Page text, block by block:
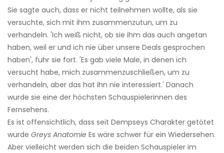
Sie sagte auch, dass er nicht teilnehmen wollte, als sie
versuchte, sich mit ihm zusammenzutun, um zu
verhandeln. 'Ich weiß nicht, ob sie ihm das auch angetan
haben, weil er und ich nie über unsere Deals gesprochen
haben', fuhr sie fort. 'Es gab viele Male, in denen ich
versucht habe, mich zusammenzuschließen, um zu
verhandeln, aber das hat ihn nie interessiert.' Danach
wurde sie eine der höchsten Schauspielerinnen des
Fernsehens.
Es ist offensichtlich, dass seit Dempseys Charakter getötet
wurde Greys Anatomie Es wäre schwer für ein Wiedersehen.
Aber vielleicht werden sich die beiden Schauspieler im